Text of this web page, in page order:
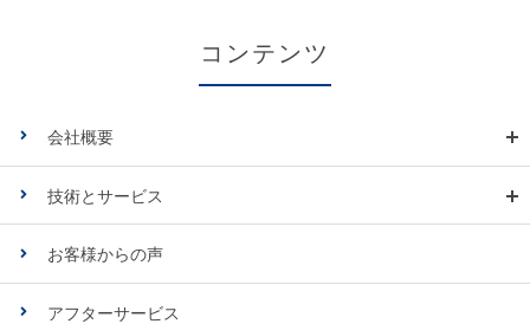
コンテンツ
会社概要
技術とサービス
お客様からの声
アフターサービス